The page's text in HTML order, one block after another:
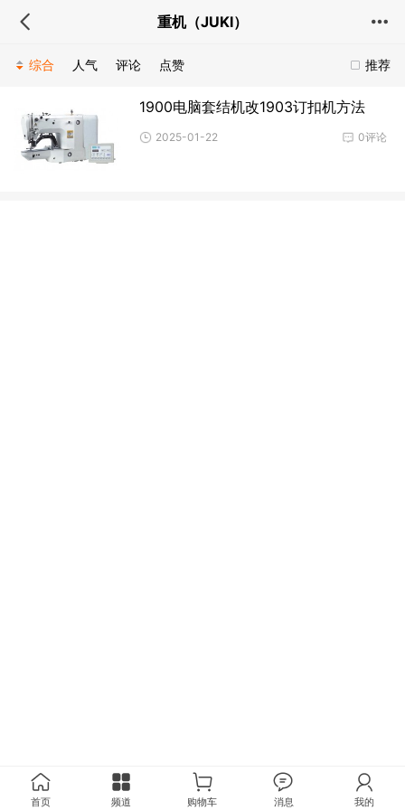
重机（JUKI）
推荐
综合 人气 评论 点赞
1900电脑套结机改1903订扣机方法
0评论
2025-01-22
首页 频道 购物车 消息 我的